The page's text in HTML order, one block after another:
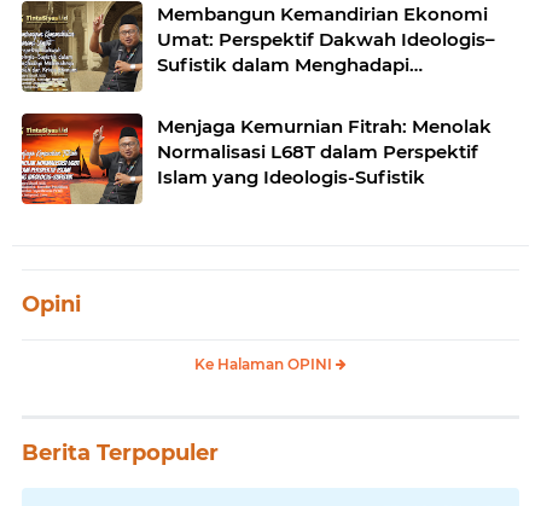
Membangun Kemandirian Ekonomi
Umat: Perspektif Dakwah Ideologis–
Sufistik dalam Menghadapi
Ekonomi
Menjaga Kemurnian Fitrah: Menolak
Normalisasi L68T dalam Perspektif
Islam yang Ideologis-Sufistik
Opini
Ke Halaman OPINI
Berita Terpopuler